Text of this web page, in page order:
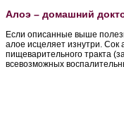
Алоэ – домашний
Если описанные выше
алое исцеляет изнутри. Сок
пищеварительного тракта
всевозможных